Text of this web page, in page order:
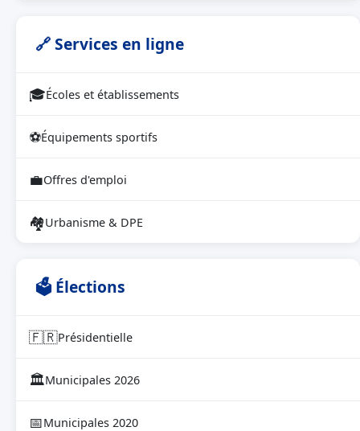
🔗 Services en ligne
🎓Écoles et établissements
⚽Équipements sportifs
💼Offres d'emploi
🏘Urbanisme & DPE
🗳 Élections
🇫🇷Présidentielle
🏛Municipales 2026
📅Municipales 2020